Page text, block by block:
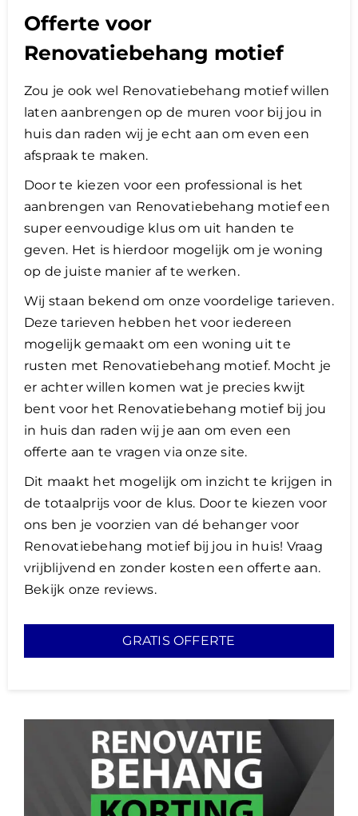
Offerte voor
Renovatiebehang motief
Zou je ook wel Renovatiebehang motief willen
laten aanbrengen op de muren voor bij jou in
huis dan raden wij je echt aan om even een
afspraak te maken.
Door te kiezen voor een professional is het
aanbrengen van Renovatiebehang motief een
super eenvoudige klus om uit handen te
geven. Het is hierdoor mogelijk om je woning
op de juiste manier af te werken.
Wij staan bekend om onze voordelige tarieven.
Deze tarieven hebben het voor iedereen
mogelijk gemaakt om een woning uit te
rusten met Renovatiebehang motief. Mocht je
er achter willen komen wat je precies kwijt
bent voor het Renovatiebehang motief bij jou
in huis dan raden wij je aan om even een
offerte aan te vragen via onze site.
​Dit maakt het mogelijk om inzicht te krijgen in
de totaalprijs voor de klus. Door te kiezen voor
ons ben je voorzien van dé behanger voor
Renovatiebehang motief bij jou in huis! Vraag
vrijblijvend en zonder kosten een offerte aan.
Bekijk onze reviews.
GRATIS OFFERTE